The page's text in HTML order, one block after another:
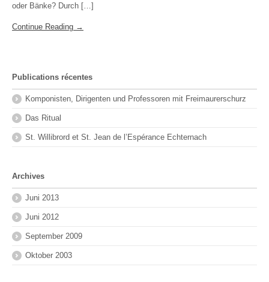
oder Bänke? Durch […]
Continue Reading →
Publications récentes
Komponisten, Dirigenten und Professoren mit Freimaurerschurz
Das Ritual
St. Willibrord et St. Jean de l’Espérance Echternach
Archives
Juni 2013
Juni 2012
September 2009
Oktober 2003